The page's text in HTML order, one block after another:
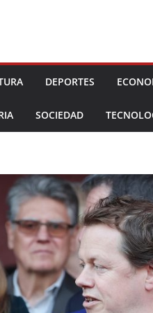
DEPORTES
SOCIEDAD